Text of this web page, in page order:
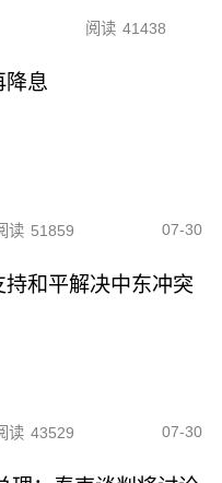
阅读 41438
降息
读 51859 07-30
和平解决中东冲突
读 43529 07-30